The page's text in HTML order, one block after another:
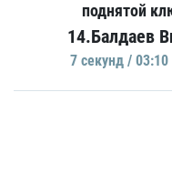
поднятой
14.Балдаев
7 секунд /